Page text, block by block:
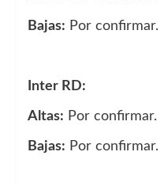
Bajas: Por confirmar.
Inter RD:
Altas: Por confirmar.
Bajas: Por confirmar.